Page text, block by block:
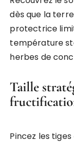
dès que la
protectrice
température
herbes de
Taille
Pincez les tiges